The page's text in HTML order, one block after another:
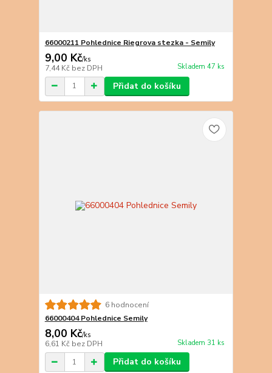
66000211 Pohlednice Riegrova stezka - Semily
9,00 Kč/ks
7,44 Kč bez DPH Skladem 47 ks
Přidat do košíku
6 hodnocení
66000404 Pohlednice Semily
8,00 Kč/ks
6,61 Kč bez DPH Skladem 31 ks
Přidat do košíku